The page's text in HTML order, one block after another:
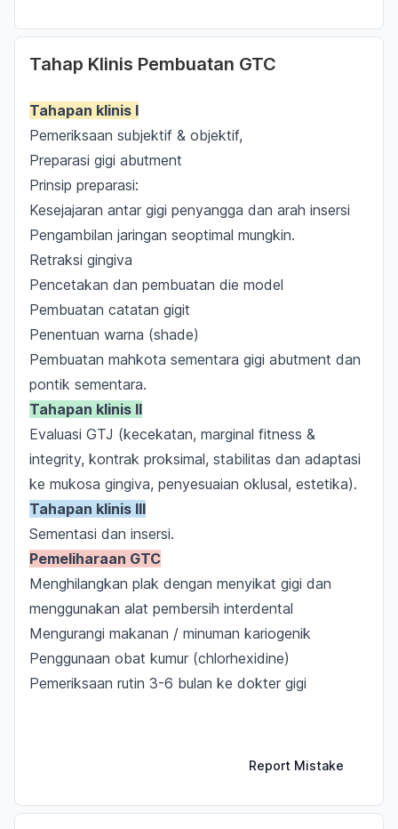
Tahap Klinis Pembuatan GTC
Tahapan klinis I
Pemeriksaan subjektif & objektif,
Preparasi gigi abutment
Prinsip preparasi:
Kesejajaran antar gigi penyangga dan arah insersi
Pengambilan jaringan seoptimal mungkin.
Retraksi gingiva
Pencetakan dan pembuatan die model
Pembuatan catatan gigit
Penentuan warna (shade)
Pembuatan mahkota sementara gigi abutment dan
pontik sementara.
Tahapan klinis II
Evaluasi GTJ (kecekatan, marginal fitness &
integrity, kontrak proksimal, stabilitas dan adaptasi
ke mukosa gingiva, penyesuaian oklusal, estetika).
Tahapan klinis III
Sementasi dan insersi.
Pemeliharaan GTC
Menghilangkan plak dengan menyikat gigi dan
menggunakan alat pembersih interdental
Mengurangi makanan / minuman kariogenik
Penggunaan obat kumur (chlorhexidine)
Pemeriksaan rutin 3-6 bulan ke dokter gigi
Report Mistake